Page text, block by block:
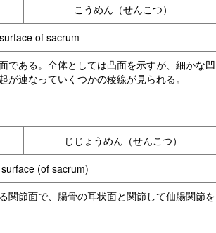
こうめん（せんこつ）
of sacrum
である。全体としては凸面を示すが、細かな凹
連なっていくつかの稜線が見られる。
じじょうめん（せんこつ）
(of sacrum)
関節面で、腸骨の耳状面と関節して仙腸関節を